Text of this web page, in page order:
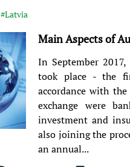
#Latvia
Main Aspects of
In September
took place - the
accordance with
exchange were
investment and
also joining the
an annual...